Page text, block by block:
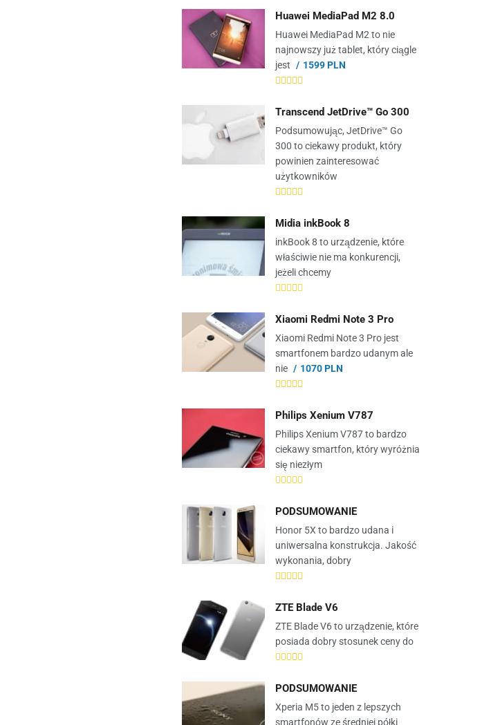
Huawei MediaPad M2 8.0
Huawei MediaPad M2 to nie
najnowszy już tablet, który ciągle
jest
1599 PLN
Transcend JetDrive™ Go 300
Podsumowując, JetDrive™ Go
300 to ciekawy produkt, który
powinien zainteresować
użytkowników
Midia inkBook 8
inkBook 8 to urządzenie, które
właściwie nie ma konkurencji,
jeżeli chcemy
Xiaomi Redmi Note 3 Pro
Xiaomi Redmi Note 3 Pro jest
smartfonem bardzo udanym ale
nie
1070 PLN
Philips Xenium V787
Philips Xenium V787 to bardzo
ciekawy smartfon, który wyróżnia
się niezłym
PODSUMOWANIE
Honor 5X to bardzo udana i
uniwersalna konstrukcja. Jakość
wykonania, dobry
ZTE Blade V6
ZTE Blade V6 to urządzenie, które
posiada dobry stosunek ceny do
PODSUMOWANIE
Xperia M5 to jeden z lepszych
smartfonów ze średniej półki